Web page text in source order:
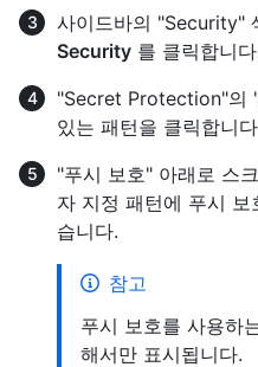
사이드바의 "Security"
Security 를 클릭합니
"Secret Protection"의
있는 패턴을 클릭합니다
"푸시 보호" 아래로 스
자 지정 패턴에 푸시
습니다.
참고
푸시 보호를 사용하
해서만 표시됩니다.